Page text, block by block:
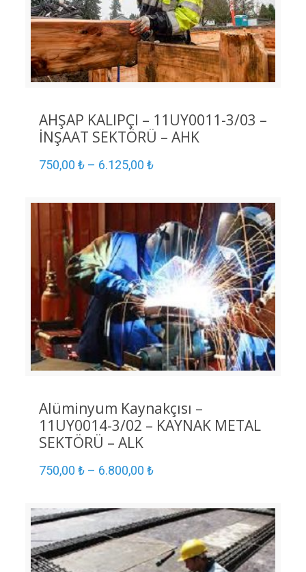
AHŞAP KALIPÇI – 11UY0011-3/03 –
İNŞAAT SEKTÖRÜ – AHK
750,00 ₺– 6.125,00 ₺
Alüminyum Kaynakçısı –
11UY0014-3/02 – KAYNAK METAL
SEKTÖRÜ – ALK
750,00 ₺– 6.800,00 ₺